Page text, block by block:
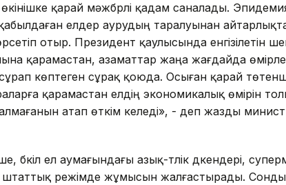
қарай мәжбүрлі қадам саналады.
елдер аурудың таралуынан
отыр. Президент қаулысында енгізілетін
қарамастан, азаматтар жаңа жағдайда
көптеген сұрақ қоюда. Осыған қарай
қарамастан елдің экономикалық өмірін
атап өткім келеді», - деп жазды
бүкіл ел аумағындағы азық-түлік дүкендері,
режімде жұмысын жалғастырады.